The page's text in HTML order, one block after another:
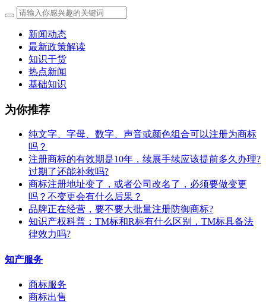
新闻动态
最新政策解读
知识干货
热点新闻
基础知识
为你推荐
纯文字、字母、数字、声音或颜色组合可以注册为商标
吗？
注册商标的有效期是10年，续展手续应该提前多久办理?
过期了还能补救吗?
商标注册地址变了，或者公司改名了，必须要做变更
吗？不变更会有什么后果？
​品牌正在经营，要不要大批量注册防御商标?
知识产权科普：TM标和R标有什么区别，TM标具备法
律效力吗?
知产服务
商标服务
商标出售